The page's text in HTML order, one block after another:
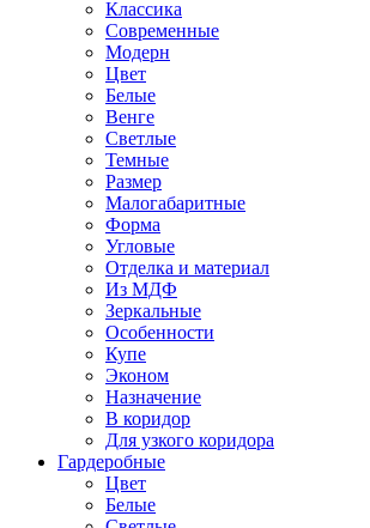
Классика
Современные
Модерн
Цвет
Белые
Венге
Светлые
Темные
Размер
Малогабаритные
Форма
Угловые
Отделка и материал
Из МДФ
Зеркальные
Особенности
Купе
Эконом
Назначение
В коридор
Для узкого коридора
Гардеробные
Цвет
Белые